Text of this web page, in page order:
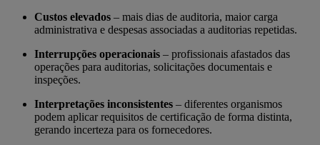
Custos elevados – mais dias de auditoria, maior carga
administrativa e despesas associadas a auditorias repetidas.
Interrupções operacionais – profissionais afastados das
operações para auditorias, solicitações documentais e
inspeções.
Interpretações inconsistentes – diferentes organismos
podem aplicar requisitos de certificação de forma distinta,
gerando incerteza para os fornecedores.